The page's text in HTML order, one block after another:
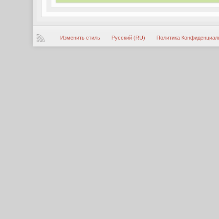
Изменить стиль Русский (RU) Политика